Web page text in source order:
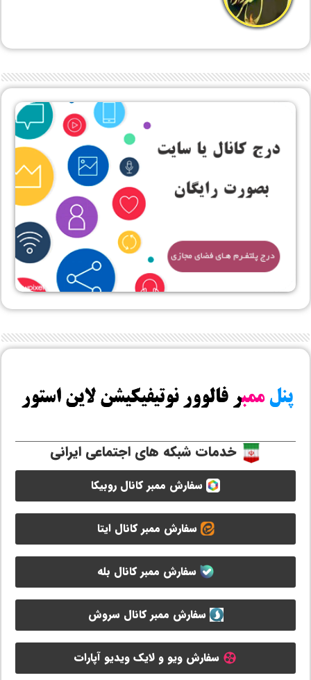
خدمات شبکه های اجتماعی ایرانی
سفارش ممبر کانال روبیکا
سفارش ممبر کانال ایتا
سفارش ممبر کانال بله
سفارش ممبر کانال سروش
سفارش ویو و لایک ویدیو آپارات